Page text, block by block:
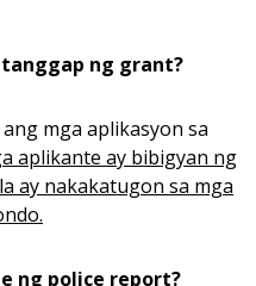
ng grant?
mga aplikasyon sa
aplikante ay bibigyan ng
ay nakakatugon sa mga
ng police report?